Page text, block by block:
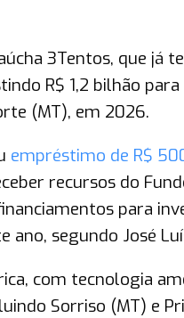
3Tentos, que já
R$ 1,2 bilhão
(MT), em 2026.
empréstimo de R$
recursos do
para
ano, segundo José
com tecnologia
Sorriso (MT) e